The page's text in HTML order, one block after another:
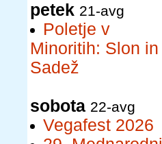
petek 21-avg
Poletje v
Minoritih: Slon in
Sadež
sobota 22-avg
Vegafest 2026